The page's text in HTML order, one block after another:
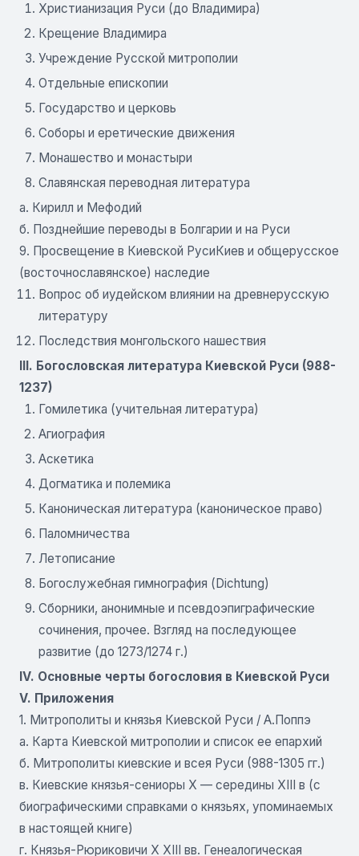
Христианизация Руси (до Владимира)
Крещение Владимира
Учреждение Русской митрополии
Отдельные епископии
Государство и церковь
Соборы и еретические движения
Монашество и монастыри
Славянская переводная литература
а. Кирилл и Мефодий
б. Позднейшие переводы в Болгарии и на Руси
9. Просвещение в Киевской РусиКиев и общерусское
(восточнославянское) наследие
Вопрос об иудейском влиянии на древнерусскую
литературу
Последствия монгольского нашествия
III. Богословская литература Киевской Руси (988-
1237)
Гомилетика (учительная литература)
Агиография
Аскетика
Догматика и полемика
Каноническая литература (каноническое право)
Паломничества
Летописание
Богослужебная гимнография (Dichtung)
Сборники, анонимные и псевдоэпиграфические
сочинения, прочее. Взгляд на последующее
развитие (до 1273/1274 г.)
IV. Основные черты богословия в Киевской Руси
V. Приложения
1. Митрополиты и князья Киевской Руси / А.Поппэ
а. Карта Киевской митрополии и список ее епархий
б. Митрополиты киевские и всея Руси (988-1305 гг.)
в. Киевские князья-сениоры X — середины XIII в (с
биографическими справками о князьях, упоминаемых
в настоящей книге)
г. Князья-Рюриковичи X XIII вв. Генеалогическая